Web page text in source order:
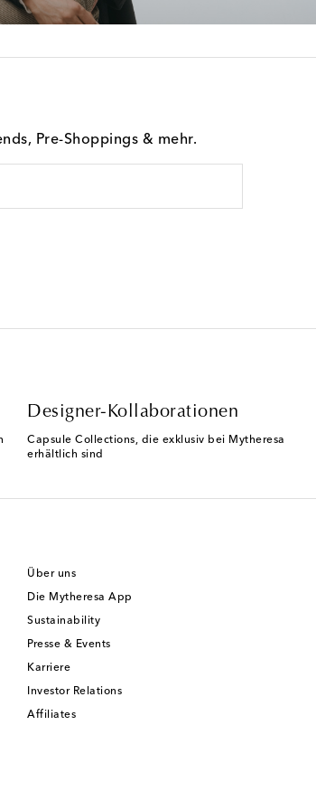
Pre-Shoppings & mehr.
Designer-Kollaborationen
Capsule Collections, die exklusiv bei Mytheresa
erhältlich sind
Über uns
Die Mytheresa App
Sustainability
Presse & Events
Karriere
Investor Relations
Affiliates